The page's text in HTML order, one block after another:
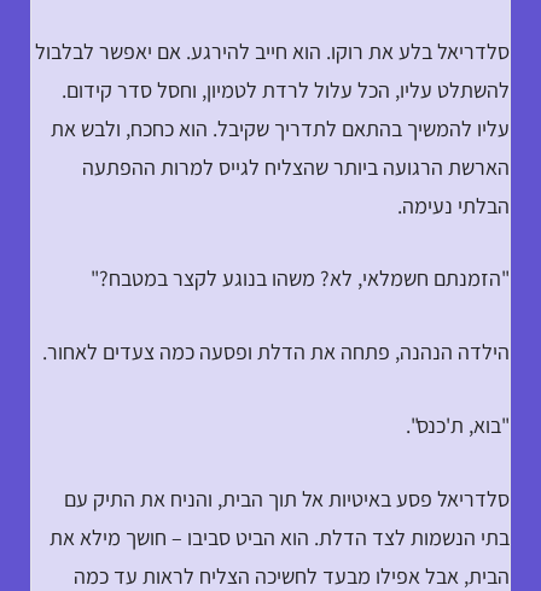
סלדריאל בלע את רוקו. הוא חייב להירגע. אם יאפשר לבלבול
להשתלט עליו, הכל עלול לרדת לטמיון, וחסל סדר קידום.
עליו להמשיך בהתאם לתדריך שקיבל. הוא כחכח, ולבש את
הארשת הרגועה ביותר שהצליח לגייס למרות ההפתעה
הבלתי נעימה.
"הזמנתם חשמלאי, לא? משהו בנוגע לקצר במטבח?"
הילדה הנהנה, פתחה את הדלת ופסעה כמה צעדים לאחור.
"בוא, ת'כנס".
סלדריאל פסע באיטיות אל תוך הבית, והניח את התיק עם
בתי הנשמות לצד הדלת. הוא הביט סביבו – חושך מילא את
הבית, אבל אפילו מבעד לחשיכה הצליח לראות עד כמה